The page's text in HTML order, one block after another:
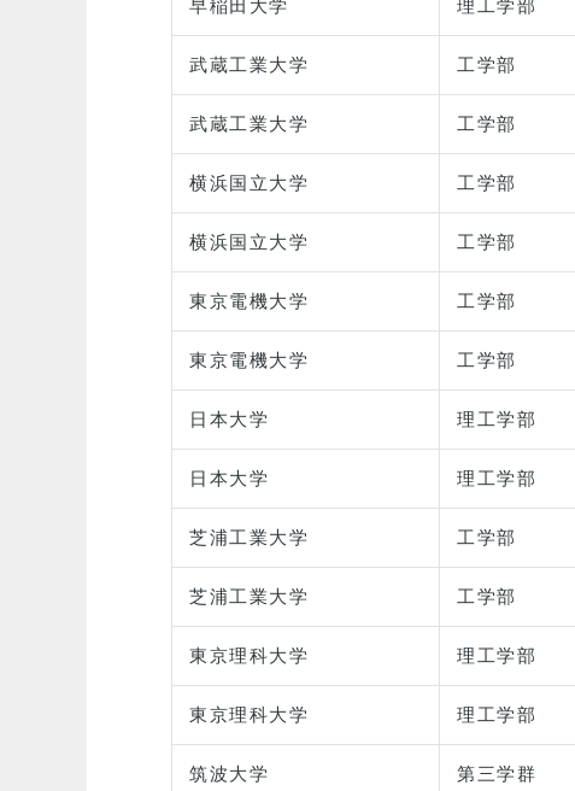
早稲田大学 理工学部
武蔵工業大学 工学部
武蔵工業大学 工学部
横浜国立大学 工学部
横浜国立大学 工学部
東京電機大学 工学部
東京電機大学 工学部
日本大学 理工学部
日本大学 理工学部
芝浦工業大学 工学部
芝浦工業大学 工学部
東京理科大学 理工学部
東京理科大学 理工学部
筑波大学 第三学群